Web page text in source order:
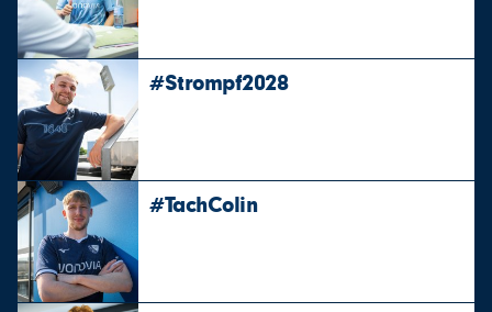
#Strompf2028
#TachColin